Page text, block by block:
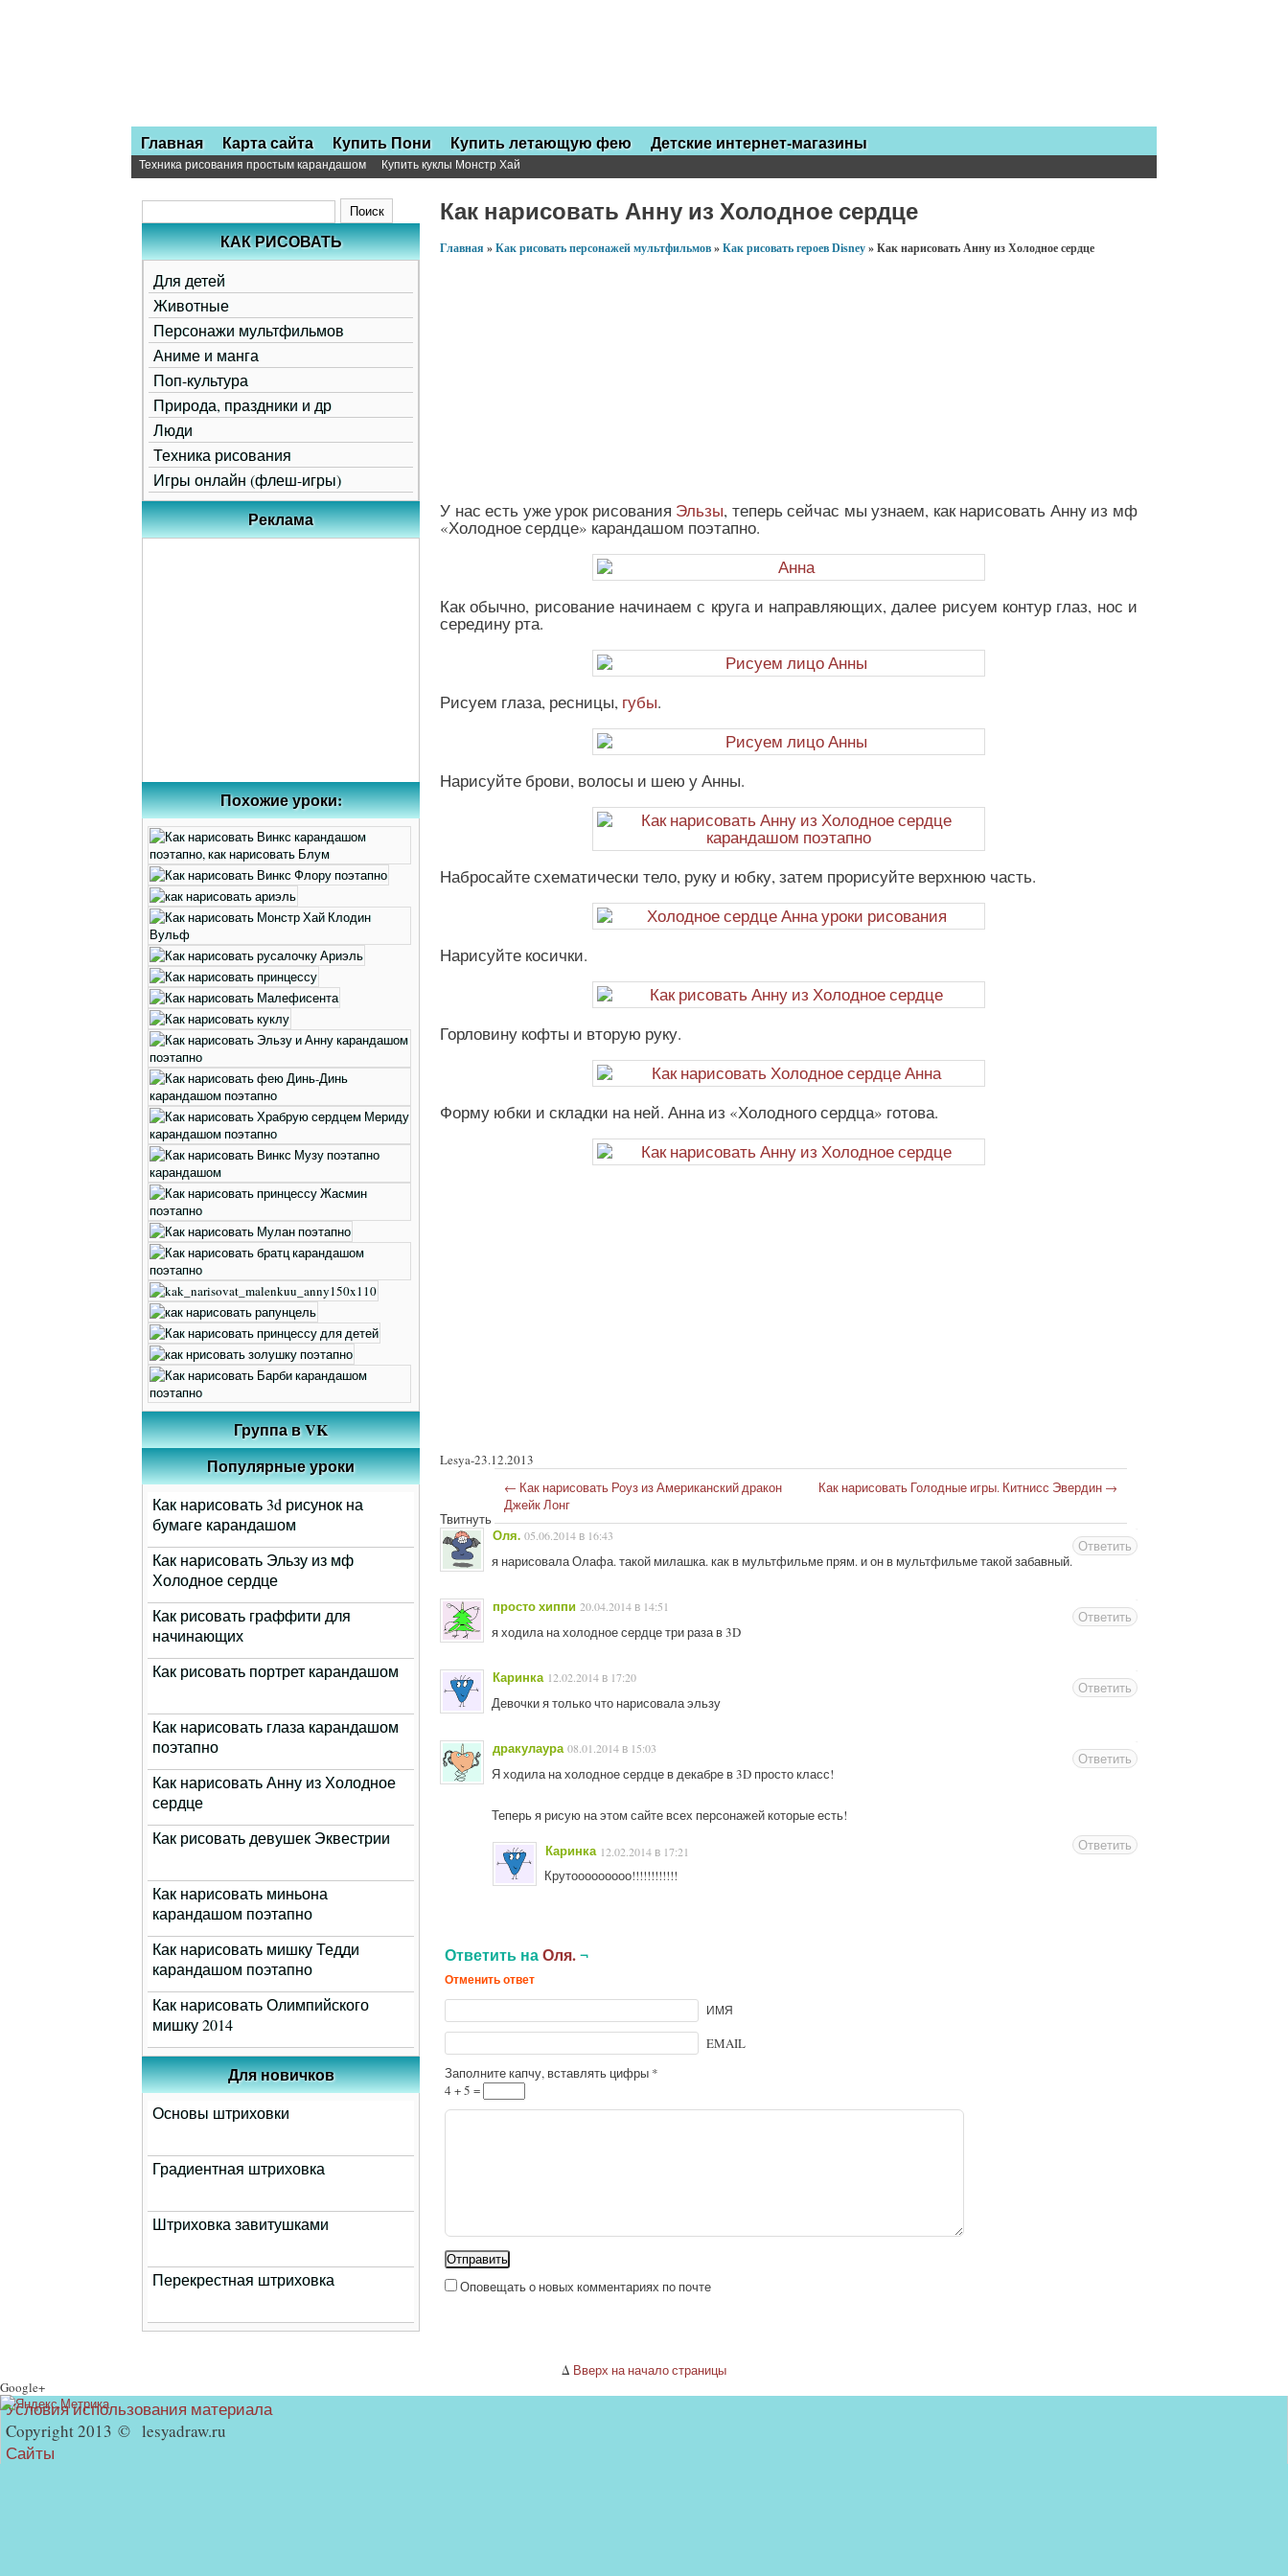
Главная Карта сайта Купить Пони Купить летающую фею Детские интернет-магазины
Техника рисования простым карандашом Купить куклы Монстр Хай
Как нарисовать Анну из Холодное сердце
Главная » Как рисовать персонажей мультфильмов » Как рисовать героев Disney » Как нарисовать Анну из Холодное сердце
У нас есть уже урок рисования Эльзы, теперь сейчас мы узнаем, как нарисовать Анну из мф
«Холодное сердце» карандашом поэтапно.
Как обычно, рисование начинаем с круга и направляющих, далее рисуем контур глаз, нос и
середину рта.
Рисуем глаза, ресницы, губы.
Нарисуйте брови, волосы и шею у Анны.
Набросайте схематически тело, руку и юбку, затем прорисуйте верхнюю часть.
Нарисуйте косички.
Горловину кофты и вторую руку.
Форму юбки и складки на ней. Анна из «Холодного сердца» готова.
Lesya-23.12.2013
Твитнуть
← Как нарисовать Роуз из Американский дракон
Джейк Лонг
Как нарисовать Голодные игры. Китнисс Эвердин →
Оля. 05.06.2014 в 16:43
я нарисовала Олафа. такой милашка. как в мультфильме прям. и он в мультфильме такой забавный.
Ответить
просто хиппи 20.04.2014 в 14:51
я ходила на холодное сердце три раза в 3D
Ответить
Каринка 12.02.2014 в 17:20
Девочки я только что нарисовала эльзу
Ответить
дракулаура 08.01.2014 в 15:03
Я ходила на холодное сердце в декабре в 3D просто класс!
Теперь я рисую на этом сайте всех персонажей которые есть!
Ответить
Каринка 12.02.2014 в 17:21
Крутооооооооо!!!!!!!!!!!!
Ответить
Ответить наОля.¬
Отменить ответ
ИМЯ
EMAIL
Заполните капчу, вставлять цифры *
4 + 5 =
Оповещать о новых комментариях по почте
КАК РИСОВАТЬ
Для детей
Животные
Персонажи мультфильмов
Аниме и манга
Поп-культура
Природа, праздники и др
Люди
Техника рисования
Игры онлайн (флеш-игры)
Реклама
Похожие уроки:
Группа в VK
Популярные уроки
Как нарисовать 3d рисунок на
бумаге карандашом
Как нарисовать Эльзу из мф
Холодное сердце
Как рисовать граффити для
начинающих
Как рисовать портрет карандашом
Как нарисовать глаза карандашом
поэтапно
Как нарисовать Анну из Холодное
сердце
Как рисовать девушек Эквестрии
Как нарисовать миньона
карандашом поэтапно
Как нарисовать мишку Тедди
карандашом поэтапно
Как нарисовать Олимпийского
мишку 2014
Для новичков
Основы штриховки
Градиентная штриховка
Штриховка завитушками
Перекрестная штриховка
Δ Вверх на начало страницы
Google+
Условия использования материала
Copyright 2013 © lesyadraw.ru
Сайты